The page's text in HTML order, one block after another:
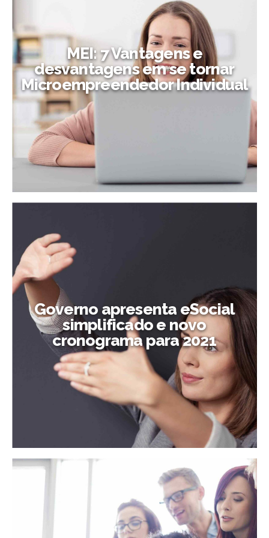
MEI: 7 Vantagens e desvantagens
em se tornar
Microempreendedor Individual
MEI: 7 Vantagens e
desvantagens em se tornar
Microempreendedor Individual
Governo apresenta eSocial
simplificado e novo cronograma
Governo apresenta eSocial
simplificado e novo
cronograma para 2021